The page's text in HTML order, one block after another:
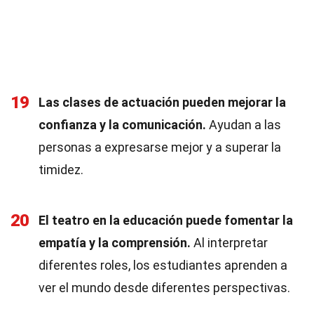
19
Las clases de actuación pueden mejorar la
confianza y la comunicación. Ayudan a las
personas a expresarse mejor y a superar la
timidez.
20
El teatro en la educación puede fomentar la
empatía y la comprensión. Al interpretar
diferentes roles, los estudiantes aprenden a
ver el mundo desde diferentes perspectivas.